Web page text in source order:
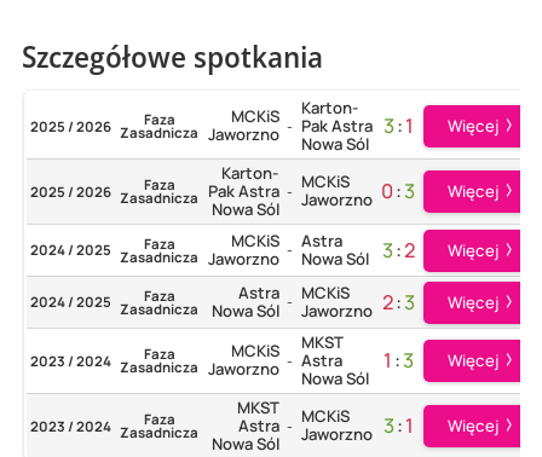
Szczegółowe spotkania
2025 / 2026 Faza
Zasadnicza
MCKiS
Jaworzno -
Karton-
Pak Astra
Nowa Sól
3:1 Więcej
2025 / 2026 Faza
Zasadnicza
Karton-
Pak Astra
Nowa Sól
- MCKiS
Jaworzno 0:3 Więcej
2024 / 2025 Faza
Zasadnicza
MCKiS
Jaworzno - Astra
Nowa Sól
3:2 Więcej
2024 / 2025 Faza
Zasadnicza
Astra
Nowa Sól - MCKiS
Jaworzno 2:3 Więcej
2023 / 2024 Faza
Zasadnicza
MCKiS
Jaworzno -
MKST
Astra
Nowa Sól
1 :3 Więcej
2023 / 2024 Faza
Zasadnicza
MKST
Astra
Nowa Sól
- MCKiS
Jaworzno 3:1 Więcej